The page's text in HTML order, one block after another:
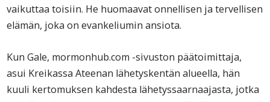
vaikuttaa toisiin. He huomaavat onnellisen ja tervellisen
elämän, joka on evankeliumin ansiota.
Kun Gale, mormonhub.com -sivuston päätoimittaja,
asui Kreikassa Ateenan lähetyskentän alueella, hän
kuuli kertomuksen kahdesta lähetyssaarnaajasta, jotka